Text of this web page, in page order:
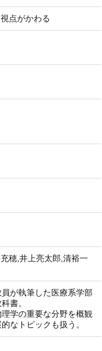
点がかわる
穂,井上亮太郎,清裕一
が執筆した医療系学部
書。
理学の重要な分野を概観
なトピックも扱う。